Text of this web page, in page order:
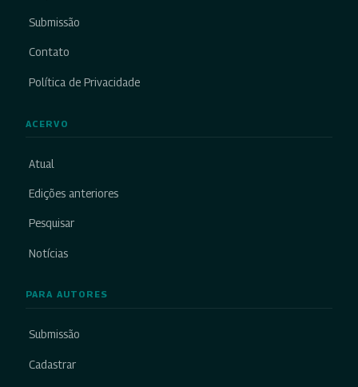
Submissão
Contato
Política de Privacidade
ACERVO
Atual
Edições anteriores
Pesquisar
Notícias
PARA AUTORES
Submissão
Cadastrar